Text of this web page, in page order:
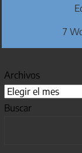
7
Archivos
Buscar